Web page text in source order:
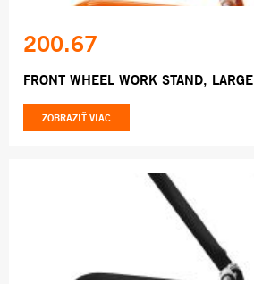
200.67
FRONT WHEEL WORK STAND, LARGE
ZOBRAZIŤ VIAC